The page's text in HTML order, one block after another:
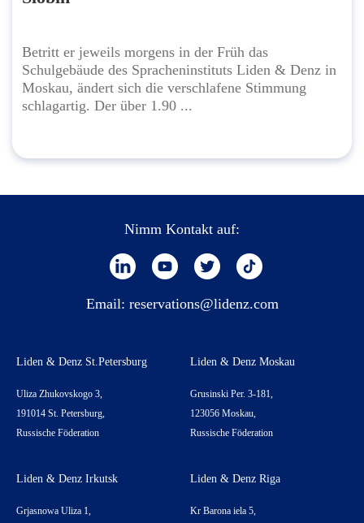
Betritt er jeweils morgens in der Früh das
Schulgebäude des Spracheninstituts Liden & Denz in
Moskau, ändert sich die verschlafene Stimmung
schlagartig. Der über 1.90 ...
Nimm Kontakt auf:
Email: reservations@lidenz.com
Liden & Denz St.Petersburg
Uliza Zhukovskogo 3,
191014 St. Petersburg,
Russische Föderation
Liden & Denz Moskau
Grusinski Per. 3-181,
123056 Moskau,
Russische Föderation
Liden & Denz Irkutsk
Grjasnowa Uliza 1,
Liden & Denz Riga
Kr Barona iela 5,